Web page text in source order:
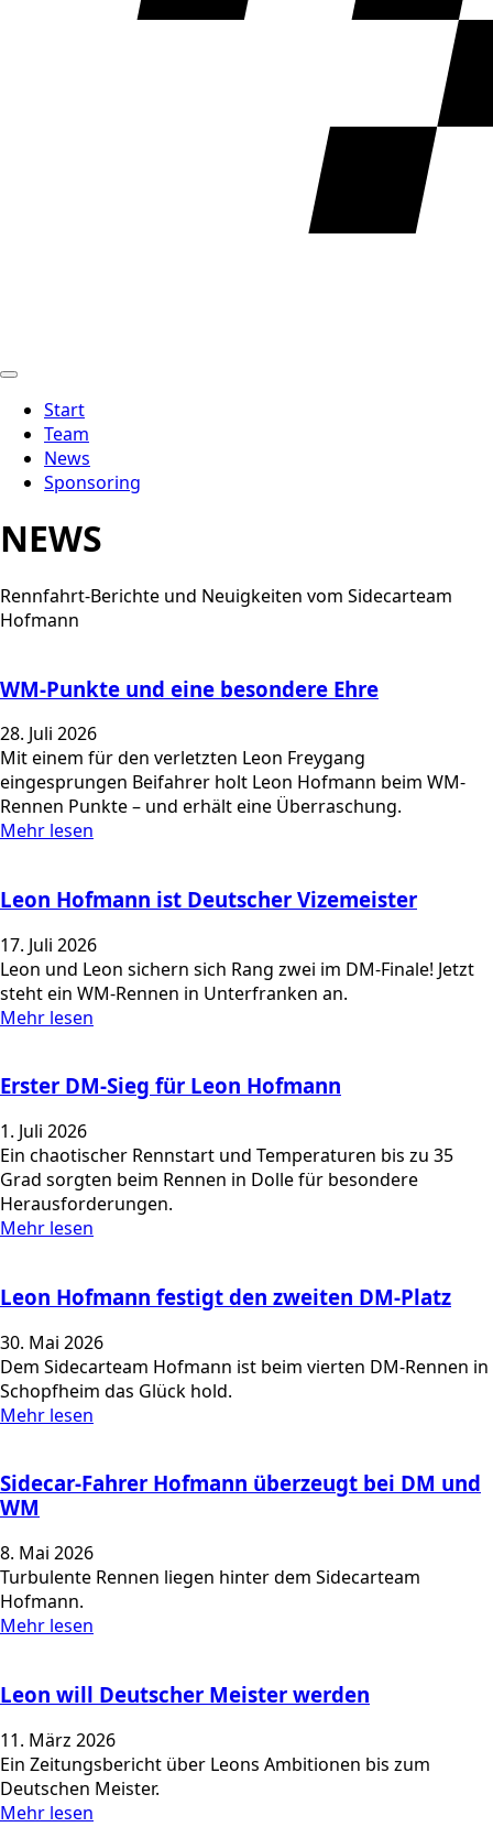
Start
Team
News
Sponsoring
NEWS
Rennfahrt-Berichte und Neuigkeiten vom Sidecarteam
Hofmann
WM-Punkte und eine besondere Ehre
28. Juli 2026
Mit einem für den verletzten Leon Freygang
eingesprungen Beifahrer holt Leon Hofmann beim WM-
Rennen Punkte – und erhält eine Überraschung.
Mehr lesen
Leon Hofmann ist Deutscher Vizemeister
17. Juli 2026
Leon und Leon sichern sich Rang zwei im DM-Finale! Jetzt
steht ein WM-Rennen in Unterfranken an.
Mehr lesen
Erster DM-Sieg für Leon Hofmann
1. Juli 2026
Ein chaotischer Rennstart und Temperaturen bis zu 35
Grad sorgten beim Rennen in Dolle für besondere
Herausforderungen.
Mehr lesen
Leon Hofmann festigt den zweiten DM-Platz
30. Mai 2026
Dem Sidecarteam Hofmann ist beim vierten DM-Rennen in
Schopfheim das Glück hold.
Mehr lesen
Sidecar-Fahrer Hofmann überzeugt bei DM und
WM
8. Mai 2026
Turbulente Rennen liegen hinter dem Sidecarteam
Hofmann.
Mehr lesen
Leon will Deutscher Meister werden
11. März 2026
Ein Zeitungsbericht über Leons Ambitionen bis zum
Deutschen Meister.
Mehr lesen